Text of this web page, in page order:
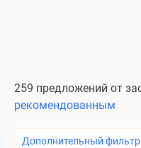
259 предложений от
рекомендованным
Дополнительный фильтр